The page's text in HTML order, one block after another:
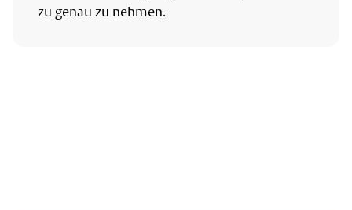
zu genau zu nehmen.